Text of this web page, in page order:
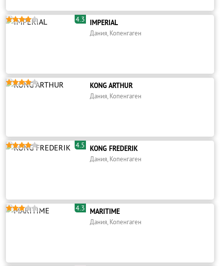
 4.3 IMPERIAL
Дания, Копенгаген
 KONG ARTHUR
Дания, Копенгаген
 4.5 KONG FREDERIK
Дания, Копенгаген
 4.3 MARITIME
Дания, Копенгаген